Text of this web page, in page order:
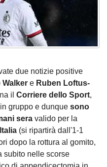
due notizie positive
Walker e Ruben Loftus-
il Corriere dello Sport,
gruppo e dunque sono
sera valido per la
(si ripartirà dall'1-1
dopo la rottura al gomito,
subito nelle scorse